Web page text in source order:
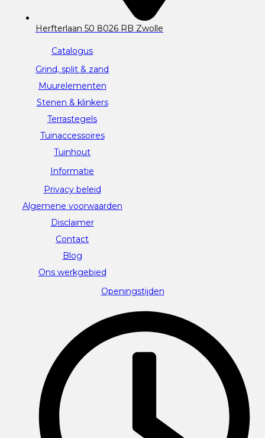
Herfterlaan 50 8026 RB Zwolle
Catalogus
Grind, split & zand
Muurelementen
Stenen & klinkers
Terrastegels
Tuinaccessoires
Tuinhout
Informatie
Privacy beleid
Algemene voorwaarden
Disclaimer
Contact
Blog
Ons werkgebied
Openingstijden